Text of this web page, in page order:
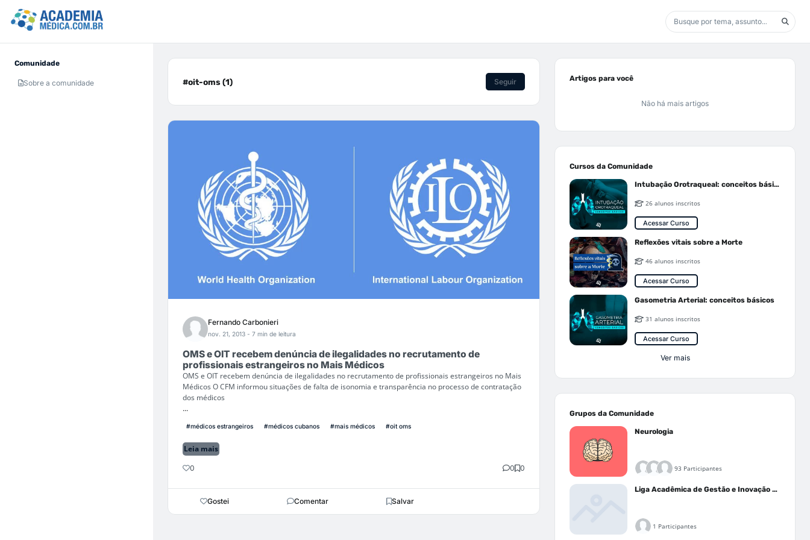
Comunidade
Sobre a comunidade #oit-oms (1) Seguir
Fernando Carbonieri
nov. 21, 2013 - 7 min de leitura
OMS e OIT recebem denúncia de ilegalidades no recrutamento de
profissionais estrangeiros no Mais Médicos
OMS e OIT recebem denúncia de ilegalidades no recrutamento de profissionais estrangeiros no Mais
Médicos O CFM informou situações de falta de isonomia e transparência no processo de contratação
dos médicos
...
#médicos estrangeiros #médicos cubanos #mais médicos #oit oms
Leia mais
0 0 0
Gostei Comentar Salvar
Artigos para você
Não há mais artigos
Cursos da Comunidade
Intubação Orotraqueal: conceitos básicos
26 alunos inscritos
Acessar Curso
Reflexões vitais sobre a Morte
46 alunos inscritos
Acessar Curso
Gasometria Arterial: conceitos básicos
31 alunos inscritos
Acessar Curso
Ver mais
Grupos da Comunidade
Neurologia
93 Participantes
Liga Acadêmica de Gestão e Inovação Médica - LAGIM
1 Participantes